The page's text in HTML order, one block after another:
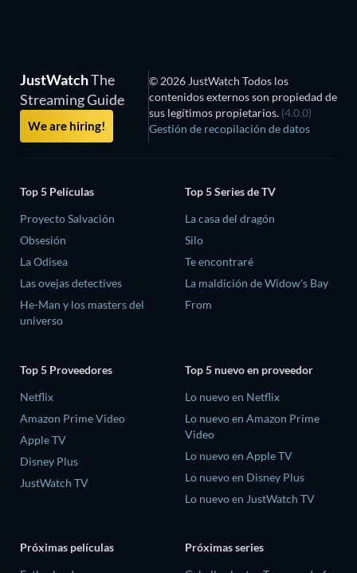
JustWatchThe
Streaming Guide
We are hiring!
© 2026 JustWatch Todos los
contenidos externos son propiedad de
sus legítimos propietarios. (4.0.0)
Gestión de recopilación de datos
Top 5 Películas
Proyecto Salvación
Obsesión
La Odisea
Las ovejas detectives
He-Man y los masters del
universo
Top 5 Series de TV
La casa del dragón
Silo
Te encontraré
La maldición de Widow's Bay
From
Top 5 Proveedores
Netflix
Amazon Prime Video
Apple TV
Disney Plus
JustWatch TV
Top 5 nuevo en proveedor
Lo nuevo en Netflix
Lo nuevo en Amazon Prime
Video
Lo nuevo en Apple TV
Lo nuevo en Disney Plus
Lo nuevo en JustWatch TV
Próximas películas
Próximas series